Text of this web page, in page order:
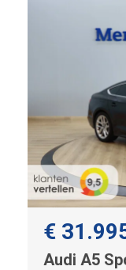
€
Audi A5